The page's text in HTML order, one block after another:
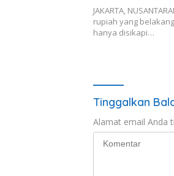
JAKARTA,
rupiah yang
hanya disikapi…
Tinggalkan
Alamat email Anda